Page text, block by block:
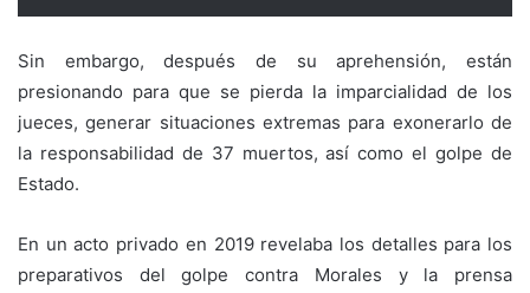
Sin embargo, después de su aprehensión, están
presionando para que se pierda la imparcialidad de los
jueces, generar situaciones extremas para exonerarlo de
la responsabilidad de 37 muertos, así como el golpe de
Estado.
En un acto privado en 2019 revelaba los detalles para los
preparativos del golpe contra Morales y la prensa